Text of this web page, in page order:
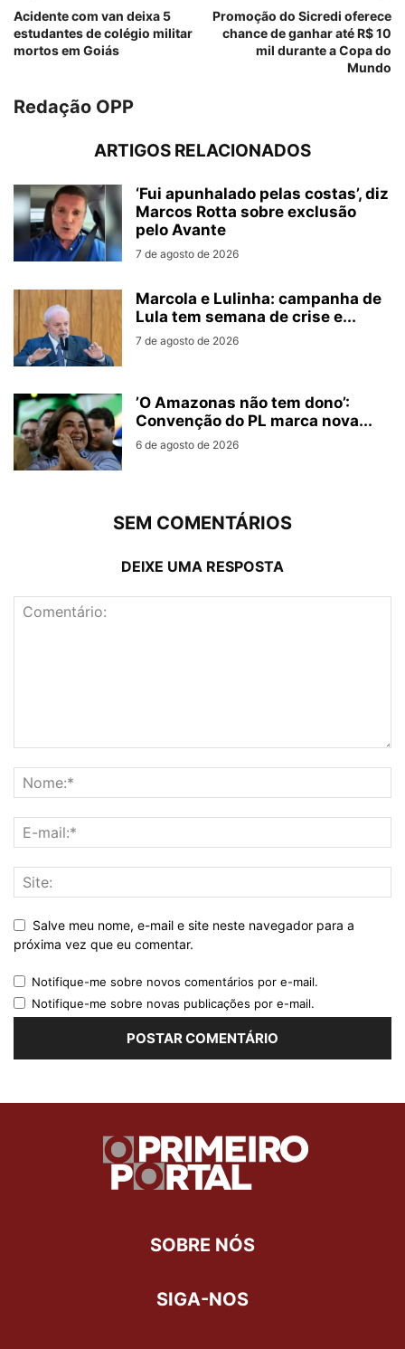
Acidente com van deixa 5
estudantes de colégio militar
mortos em Goiás
Promoção do Sicredi oferece
chance de ganhar até R$ 10
mil durante a Copa do
Mundo
Redação OPP
ARTIGOS RELACIONADOS
‘Fui apunhalado pelas costas’, diz
Marcos Rotta sobre exclusão
pelo Avante
7 de agosto de 2026
Marcola e Lulinha: campanha de
Lula tem semana de crise e...
7 de agosto de 2026
’O Amazonas não tem dono’:
Convenção do PL marca nova...
6 de agosto de 2026
SEM COMENTÁRIOS
DEIXE UMA RESPOSTA
Salve meu nome, e-mail e site neste navegador para a
próxima vez que eu comentar.
Notifique-me sobre novos comentários por e-mail.
Notifique-me sobre novas publicações por e-mail.
SOBRE NÓS
SIGA-NOS